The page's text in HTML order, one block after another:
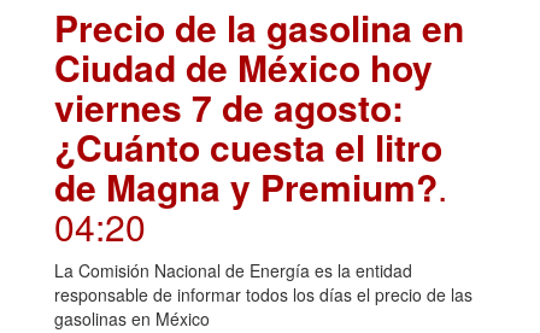
Precio de la gasolina en
Ciudad de México hoy
viernes 7 de agosto:
¿Cuánto cuesta el litro
de Magna y Premium?.
04:20
La Comisión Nacional de Energía es la entidad
responsable de informar todos los días el precio de las
gasolinas en México